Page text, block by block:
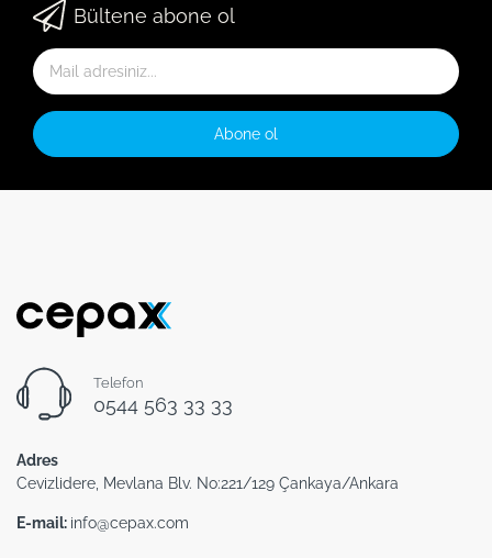
Bültene abone ol
Abone ol
Telefon
0544 563 33 33
Adres
Cevizlidere, Mevlana Blv. No:221/129 Çankaya/Ankara
E-mail: info@cepax.com